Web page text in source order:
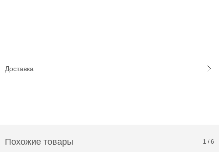
Доставка
Похожие товары 1 /6